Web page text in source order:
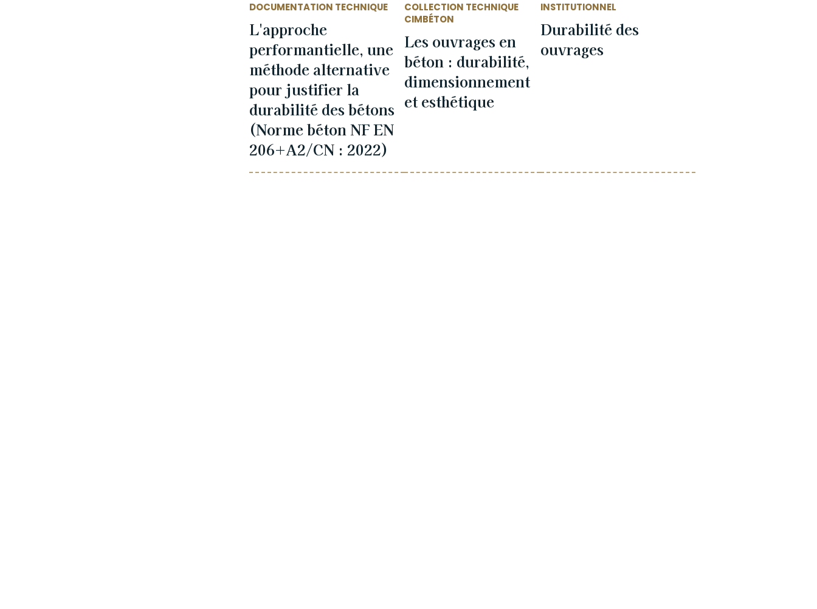
DOCUMENTATION TECHNIQUE
L'approche
performantielle, une
méthode alternative
pour justifier la
durabilité des bétons
(Norme béton NF EN
206+A2/CN : 2022)
COLLECTION TECHNIQUE
CIMBÉTON
Les ouvrages en
béton : durabilité,
dimensionnement
et esthétique
INSTITUTIONNEL
Durabilité des
ouvrages